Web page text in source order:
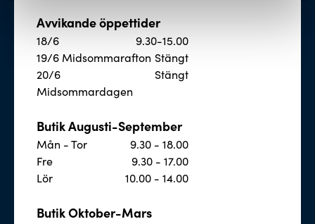
Avvikande öppettider
18/6
9.30-15.00
19/6 Midsommarafton Stängt
20/6
Midsommardagen
Stängt
Butik Augusti-September
Mån - Tor
9.30 - 18.00
Fre
9.30 - 17.00
Lör
10.00 - 14.00
Butik Oktober-Mars